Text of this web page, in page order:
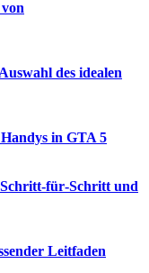
des idealen
in GTA 5
und
Leitfaden